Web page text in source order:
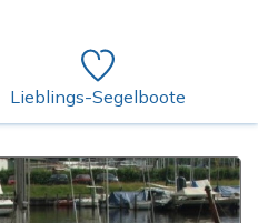
Lieblings-Segelboote